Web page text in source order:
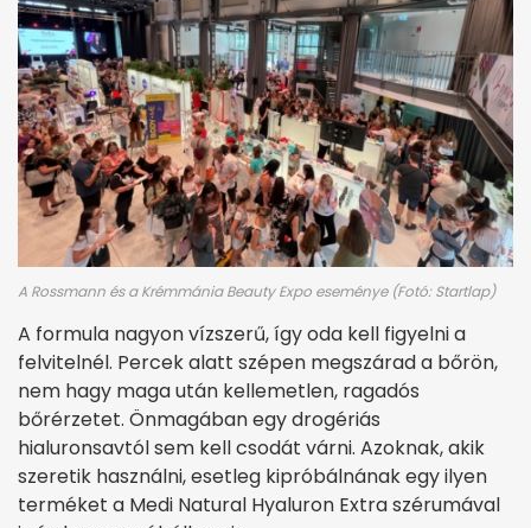
A Rossmann és a Krémmánia Beauty Expo eseménye (Fotó: Startlap)
A formula nagyon vízszerű, így oda kell figyelni a
felvitelnél. Percek alatt szépen megszárad a bőrön,
nem hagy maga után kellemetlen, ragadós
bőrérzetet. Önmagában egy drogériás
hialuronsavtól sem kell csodát várni. Azoknak, akik
szeretik használni, esetleg kipróbálnának egy ilyen
terméket a Medi Natural Hyaluron Extra szérumával